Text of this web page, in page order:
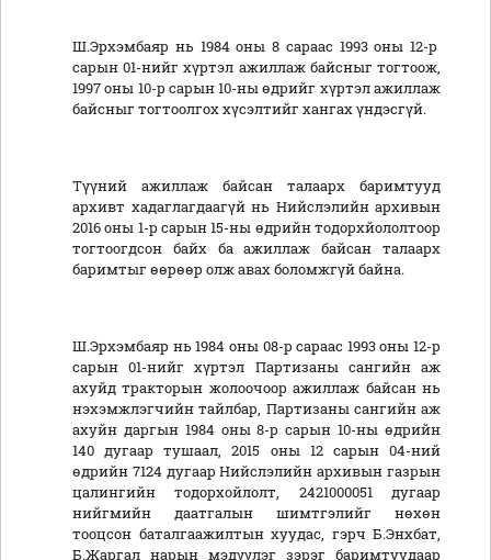
Ш.Эрхэмбаяр нь 1984 оны 8 сараас 1993 оны 12-р
сарын 01-нийг хүртэл ажиллаж байсныг тогтоож,
1997 оны 10-р сарын 10-ны өдрийг хүртэл ажиллаж
байсныг тогтоолгох хүсэлтийг хангах үндэсгүй.
Түүний ажиллаж байсан талаарх баримтууд
архивт хадаглагдаагүй нь Нийслэлийн архивын
2016 оны 1-р сарын 15-ны өдрийн тодорхйололтоор
тогтоогдсон байх ба ажиллаж байсан талаарх
баримтыг өөрөөр олж авах боломжгүй байна.
Ш.Эрхэмбаяр нь 1984 оны 08-р сараас 1993 оны 12-р
сарын 01-нийг хүртэл Партизаны сангийн аж
ахуйд тракторын жолоочоор ажиллаж байсан нь
нэхэмжлэгчийн тайлбар, Партизаны сангийн аж
ахуйн даргын 1984 оны 8-р сарын 10-ны өдрийн
140 дугаар тушаал, 2015 оны 12 сарын 04-ний
өдрийн 7124 дугаар Нийслэлийн архивын газрын
цалингийн тодорхойлолт, 2421000051 дугаар
нийгмийн даатгалын шимтгэлийг нөхөн
тооцсон баталгаажилтын хуудас, гэрч Б.Энхбат,
Б.Жаргал нарын мэдүүлэг зэрэг баримтуудаар